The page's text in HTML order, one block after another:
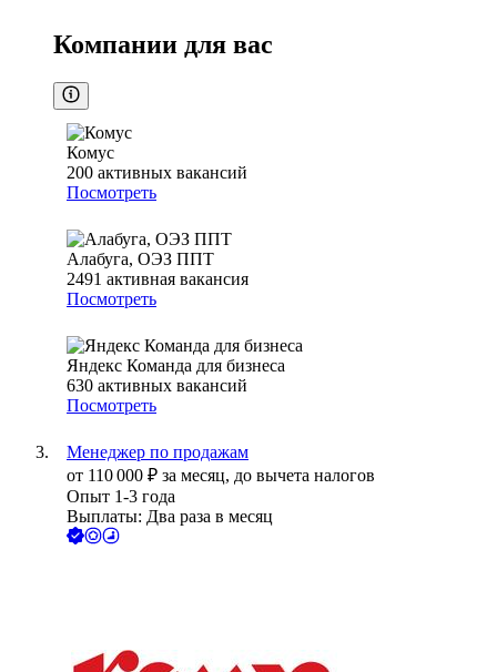
Компании для вас
Комус
200 активных вакансий
Посмотреть
Алабуга, ОЭЗ ППТ
2491 активная вакансия
Посмотреть
Яндекс Команда для бизнеса
630 активных вакансий
Посмотреть
Менеджер по продажам
от 110 000 ₽ за месяц, до вычета налогов
Опыт 1-3 года
Выплаты: Два раза в месяц